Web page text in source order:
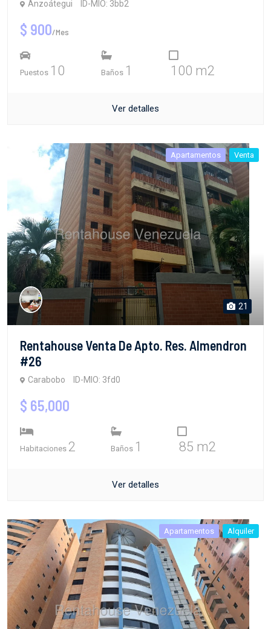
Anzoátegui ID-MIO: 3bb2
$ 900/Mes
Puestos 10 Baños 1 100 m2
Ver detalles
Apartamentos Venta
21
Rentahouse Venta De Apto. Res. Almendron
#26
Carabobo ID-MIO: 3fd0
$ 65,000
Habitaciones 2 Baños 1 85 m2
Ver detalles
Apartamentos Alquiler